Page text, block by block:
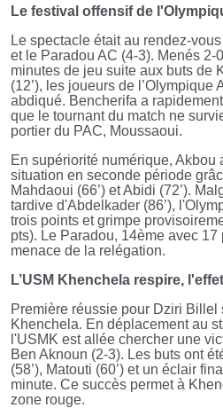
Le festival offensif de
Le spectacle était au rendez-
et le Paradou AC (4-3). Menés
minutes de jeu suite aux buts de
(12’), les joueurs de l’Olympique
abdiqué. Bencherifa a
que le tournant du match ne
portier du PAC, Moussaoui.
En supériorité numérique, Akbou
situation en seconde période
Mahdaoui (66’) et Abidi (72’).
tardive d'Abdelkader (86’),
trois points et grimpe
pts). Le Paradou, 14ème avec 17
menace de la relégation.
L’USM Khenchela respire,
Première réussie pour Dziri Billel
Khenchela. En déplacement au
l'USMK est allée chercher une
Ben Aknoun (2-3). Les buts ont
(58’), Matouti (60’) et un éclair
minute. Ce succès permet à
zone rouge.